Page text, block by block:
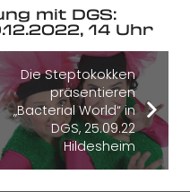
mit DGS:
14 Uhr
Die Steptokokken
präsentieren
„Bacterial World“ in
DGS, 25.09.22
Hildesheim